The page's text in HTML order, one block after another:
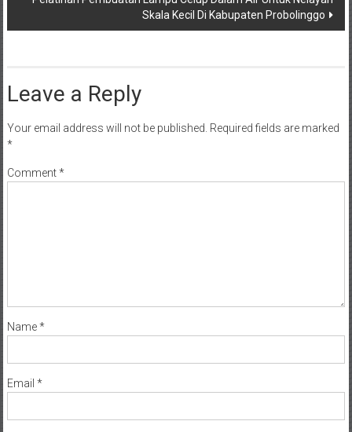
Skala Kecil Di Kabupaten Probolinggo
Leave a Reply
Your email address will not be published. Required fields are marked
*
Comment*
Name*
Email *